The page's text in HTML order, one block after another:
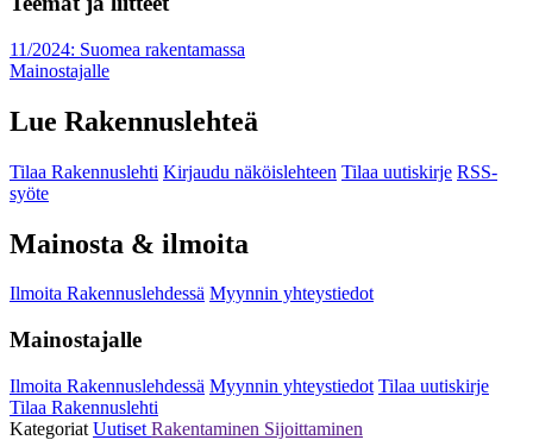
11/2024: Suomea rakentamassa
Mainostajalle
Lue Rakennuslehteä
Tilaa Rakennuslehti Kirjaudu näköislehteen Tilaa uutiskirje RSS-
syöte
Mainosta & ilmoita
Ilmoita Rakennuslehdessä Myynnin yhteystiedot
Mainostajalle
Ilmoita Rakennuslehdessä Myynnin yhteystiedot Tilaa uutiskirje
Tilaa Rakennuslehti
Kategoriat Uutiset Rakentaminen Sijoittaminen